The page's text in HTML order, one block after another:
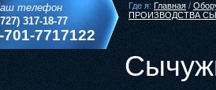
телефон
317-18-77
701-7717122
Viber/Telegram
Где я: Главная /
ПРОИЗВОДСТВА